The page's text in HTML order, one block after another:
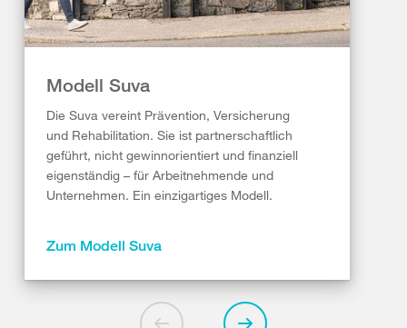
Modell Suva
Die Suva vereint Prävention, Versicherung
und Rehabilitation. Sie ist partnerschaftlich
geführt, nicht gewinnorientiert und finanziell
eigenständig – für Arbeitnehmende und
Unternehmen. Ein einzigartiges Modell.
Zum Modell Suva